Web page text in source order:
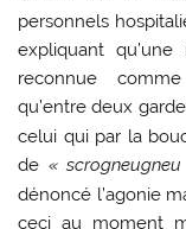
personnels
expliquant
reconnue
qu’entre deux
celui qui par la
de« scrogneugneu
dénoncé l’agonie
ceci au moment